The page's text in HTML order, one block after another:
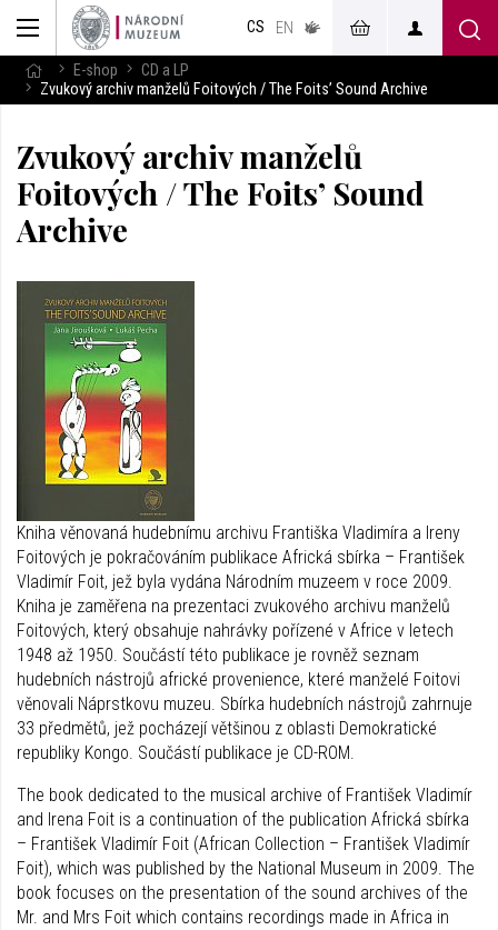
CS EN
v českém
jazyce
E-shop
CD a LP
Zvukový archiv manželů Foitových / The Foits’ Sound Archive
Zvukový archiv manželů
Foitových / The Foits’ Sound
Archive
Kniha věnovaná hudebnímu archivu Františka Vladimíra a Ireny
Foitových je pokračováním publikace Africká sbírka – František
Vladimír Foit, jež byla vydána Národním muzeem v roce 2009.
Kniha je zaměřena na prezentaci zvukového archivu manželů
Foitových, který obsahuje nahrávky pořízené v Africe v letech
1948 až 1950. Součástí této publikace je rovněž seznam
hudebních nástrojů africké provenience, které manželé Foitovi
věnovali Náprstkovu muzeu. Sbírka hudebních nástrojů zahrnuje
33 předmětů, jež pocházejí většinou z oblasti Demokratické
republiky Kongo. Součástí publikace je CD-ROM.
The book dedicated to the musical archive of František Vladimír
and Irena Foit is a continuation of the publication Africká sbírka
– František Vladimír Foit (African Collection – František Vladimír
Foit), which was published by the National Museum in 2009. The
book focuses on the presentation of the sound archives of the
Mr. and Mrs Foit which contains recordings made in Africa in